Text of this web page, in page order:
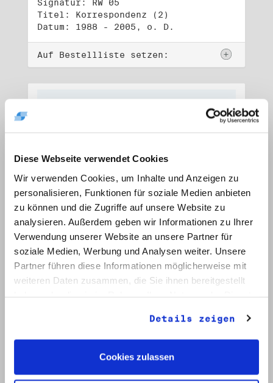
Diese Webseite verwendet Cookies
Wir verwenden Cookies, um Inhalte und Anzeigen zu
personalisieren, Funktionen für soziale Medien anbieten
zu können und die Zugriffe auf unsere Website zu
analysieren. Außerdem geben wir Informationen zu Ihrer
Verwendung unserer Website an unsere Partner für
soziale Medien, Werbung und Analysen weiter. Unsere
Partner führen diese Informationen möglicherweise mit
weiteren Daten zusammen, die Sie ihnen bereitgestellt
Details zeigen
Cookies zulassen
Signatur: RW 05
Titel: Korrespondenz (2)
Datum: 1988 - 2005, o. D.
Auf Bestellliste setzen:
Signatur: RW 06
Titel: Lebensdokumente
Datum: 1972 - 2001